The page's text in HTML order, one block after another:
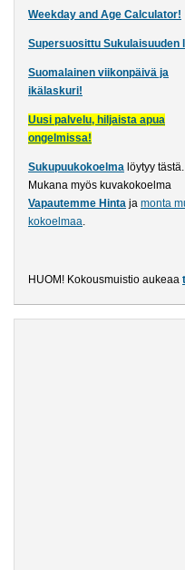
Weekday and Age Calculator!
Supersuosittu Sukulaisuuden
Suomalainen viikonpäivä ja
ikälaskuri!
Uusi palvelu, hiljaista apua
ongelmissa!
Sukupuukokoelma löytyy tästä.
Mukana myös kuvakokoelma
Vapautemme Hinta ja monta
kokoelmaa.
HUOM! Kokousmuistio aukeaa